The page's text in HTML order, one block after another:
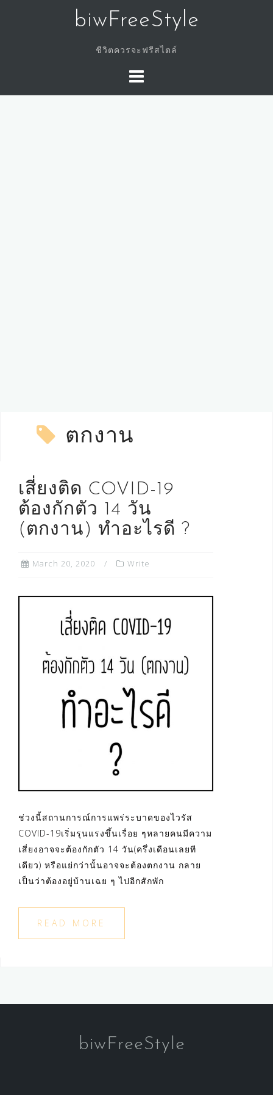
biwFreeStyle
ชีวิตควรจะฟรีสไตล์
ตกงาน
เสี่ยงติด COVID-19
ต้องกักตัว 14 วัน
(ตกงาน) ทำอะไรดี ?
March 20, 2020 Write
ช่วงนี้สถานการณ์การแพร่ระบาดของไวรัส
COVID-19เริ่มรุนแรงขึ้นเรื่อย ๆหลายคนมีความ
เสี่ยงอาจจะต้องกักตัว 14 วัน(ครึ่งเดือนเลยที
เดียว) หรือแย่กว่านั้นอาจจะต้องตกงาน กลาย
เป็นว่าต้องอยู่บ้านเฉย ๆ ไปอีกสักพัก
READ MORE
biwFreeStyle